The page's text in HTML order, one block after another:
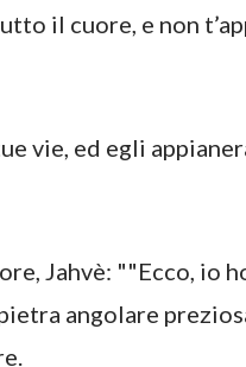
il cuore, e non
vie, ed egli
Jahvè: ""Ecco, io
angolare